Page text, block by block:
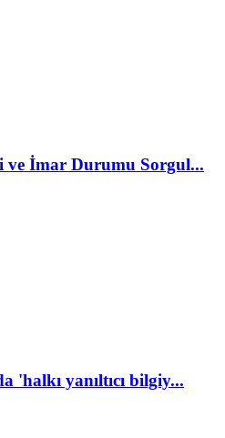
ve İmar Durumu Sorgul...
'halkı yanıltıcı bilgiy...